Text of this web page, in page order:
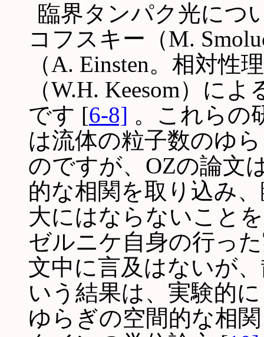
臨界タンパク光につ
コフスキー（M.
（A. Einsten。相対
（W.H. Keesom）に
です [6-8] 。これらの
は流体の粒子数のゆ
のですが、OZの論文
的な相関を取り込み
大にはならないこと
ゼルニケ自身の行っ
文中に言及はないが
いう結果は、実験的
ゆらぎの空間的な相